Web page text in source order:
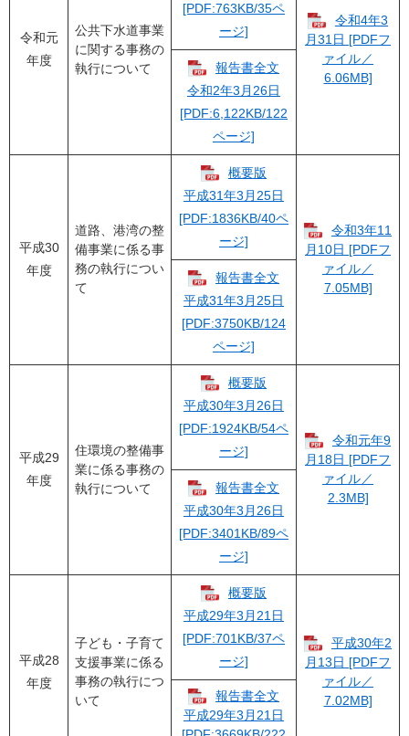
令和元
年度
公共下水道事業
に関する事務の
執行について
[PDF:763KB/35ペ
ージ]
令和4年3
月31日 [PDFフ
ァイル／
6.06MB]
報告書全文
令和2年3月26日
[PDF:6,122KB/122
ページ]
平成30
年度
道路、港湾の整
備事業に係る事
務の執行につい
て
概要版
平成31年3月25日
[PDF:1836KB/40ペ
ージ]
令和3年11
月10日 [PDFフ
ァイル／
7.05MB]
報告書全文
平成31年3月25日
[PDF:3750KB/124
ページ]
平成29
年度
住環境の整備事
業に係る事務の
執行について
概要版
平成30年3月26日
[PDF:1924KB/54ペ
ージ]
令和元年9
月18日 [PDFフ
ァイル／
2.3MB]
報告書全文
平成30年3月26日
[PDF:3401KB/89ペ
ージ]
平成28
年度
子ども・子育て
支援事業に係る
事務の執行につ
いて
概要版
平成29年3月21日
[PDF:701KB/37ペ
ージ]
平成30年2
月13日 [PDFフ
ァイル／
7.02MB]
報告書全文
平成29年3月21日